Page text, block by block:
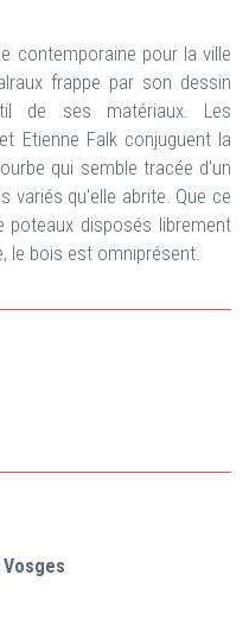
contemporaine pour la ville
frappe par son dessin
de ses matériaux. Les
Etienne Falk conjuguent la
qui semble tracée d'un
variés qu'elle abrite. Que ce
disposés librement
le bois est omniprésent.